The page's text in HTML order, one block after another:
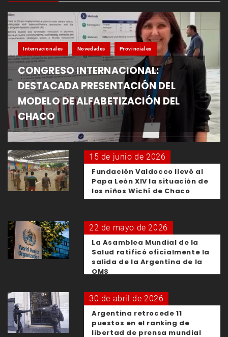
Internacionales Novedades Provinciales
CONGRESO INTERNACIONAL:
DESTACADA PRESENTACIÓN DEL
MODELO DE ALFABETIZACIÓN DEL
CHACO
15 de junio de 2026
Fundación Valdocco llevó al
Papa León XIV la situación de
los niños Wichí de Chaco
22 de mayo de 2026
La Asamblea Mundial de la
Salud ratificó oficialmente la
salida de la Argentina de la
OMS
30 de abril de 2026
Argentina retrocede 11
puestos en el ranking de
libertad de prensa mundial